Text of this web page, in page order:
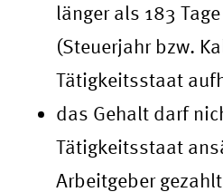
länger als 183
(Steuerjahr bzw.
Tätigkeitsstaat
das Gehalt darf
Tätigkeitsstaat
Arbeitgeber